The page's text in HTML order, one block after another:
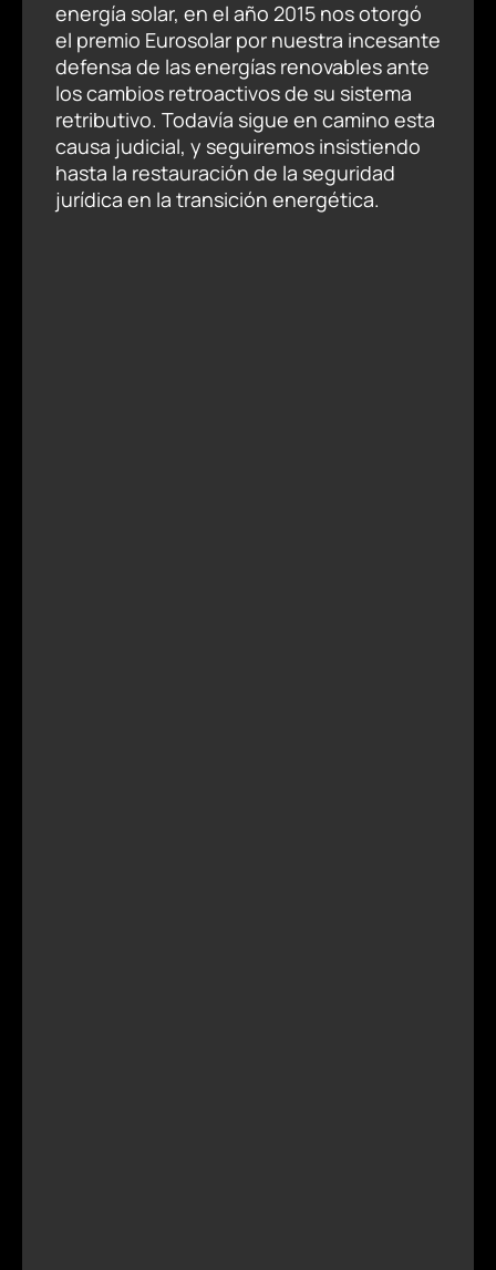
energía solar, en el año 2015 nos otorgó
el premio Eurosolar por nuestra incesante
defensa de las energías renovables ante
los cambios retroactivos de su sistema
retributivo. Todavía sigue en camino esta
causa judicial, y seguiremos insistiendo
hasta la restauración de la seguridad
jurídica en la transición energética.